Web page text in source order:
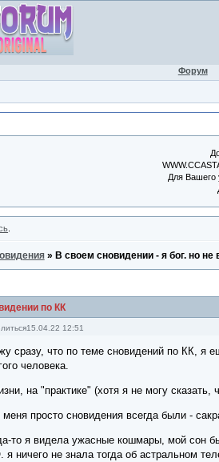
Форум
Для Вашего
» В своем сновидении - я бог. но не
по КК
15.04.22 12:51
сразу, что по теме сновидений по КК, я
человека.
на "практике" (хотя я не могу
просто сновидения всегда были -
то я видела ужасные кошмары, мой сон
я ничего не знала тогда об астральном